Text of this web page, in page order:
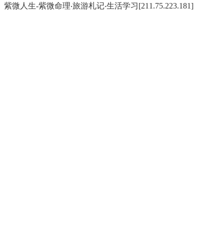
紫微人生-紫微命理‧旅游札记‧生活学习[211.75.223.181]